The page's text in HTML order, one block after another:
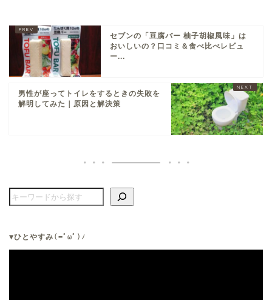
セブンの「豆腐バー 柚子胡椒風味」は
おいしいの？口コミ＆食べ比べレビュ
ー...
男性が座ってトイレをするときの失敗を
解明してみた｜原因と解決策
▼ひとやすみ (=ﾟωﾟ)ﾉ